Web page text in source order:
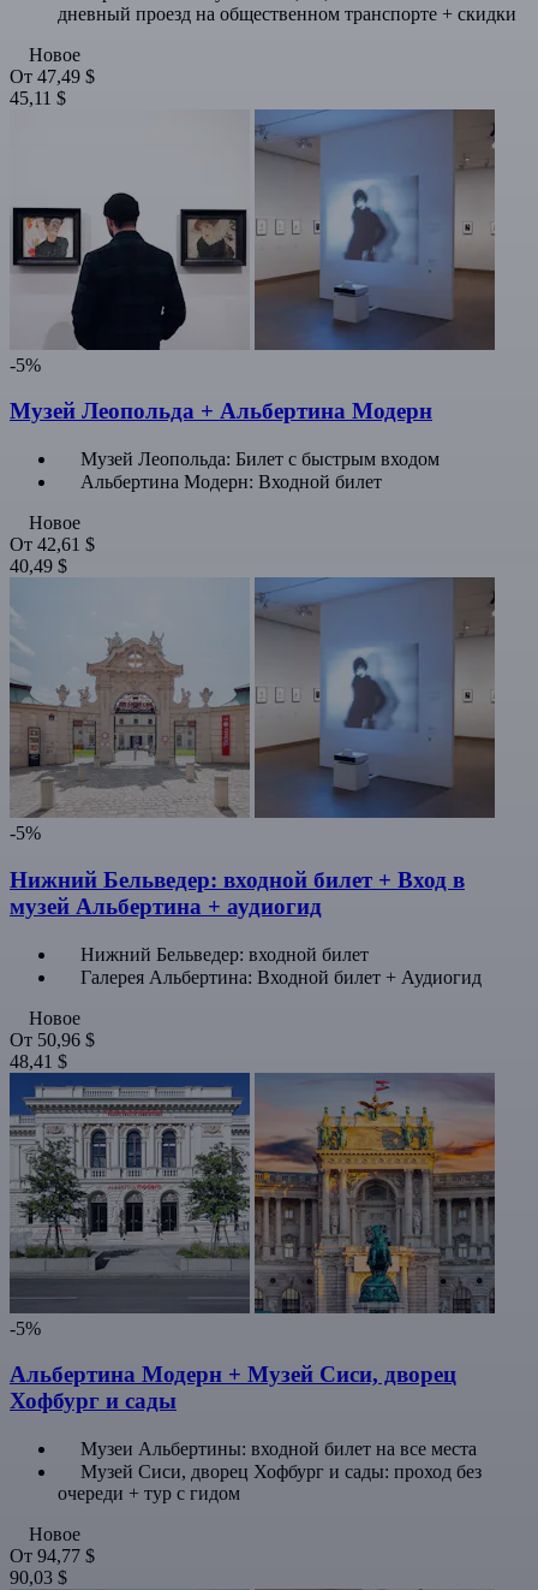
дневный проезд на общественном транспорте + скидки
Новое
От 47,49 $
45,11 $
-5%
Музей Леопольда + Альбертина Модерн
Музей Леопольда: Билет с быстрым входом
Альбертина Модерн: Входной билет
Новое
От 42,61 $
40,49 $
-5%
Нижний Бельведер: входной билет + Вход в
музей Альбертина + аудиогид
Нижний Бельведер: входной билет
Галерея Альбертина: Входной билет + Аудиогид
Новое
От 50,96 $
48,41 $
-5%
Альбертина Модерн + Музей Сиси, дворец
Хофбург и сады
Музеи Альбертины: входной билет на все места
Музей Сиси, дворец Хофбург и сады: проход без
очереди + тур с гидом
Новое
От 94,77 $
90,03 $